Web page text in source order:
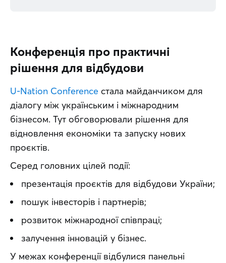
Конференція про практичні
рішення для відбудови
U-Nation Conference стала майданчиком для
діалогу між українським і міжнародним
бізнесом. Тут обговорювали рішення для
відновлення економіки та запуску нових
проєктів.
Серед головних цілей події:
презентація проєктів для відбудови України;
пошук інвесторів і партнерів;
розвиток міжнародної співпраці;
залучення інновацій у бізнес.
У межах конференції відбулися панельні